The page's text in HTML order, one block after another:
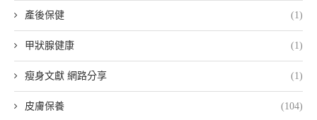
產後保健 (1)
甲狀腺健康 (1)
瘦身文獻 網路分享 (1)
皮膚保養 (104)